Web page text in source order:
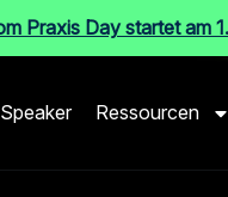
Praxis Day startet am
Speaker Ressourcen